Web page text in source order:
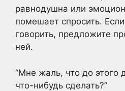
равнодушна или
помешает спросить.
говорить, предложите
ней.
“Мне жаль, что до этого
что-нибудь сделать?”